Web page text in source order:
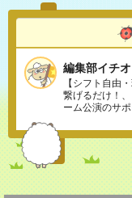
編集部イチ
【シフト自由
繋げるだけ！
ーム公演のサ